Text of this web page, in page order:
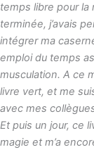
temps libre pour la
terminée, j’avais
intégrer ma
emploi du temps
musculation. A ce
livre vert, et me
avec mes
Et puis un jour, ce
magie et m’a